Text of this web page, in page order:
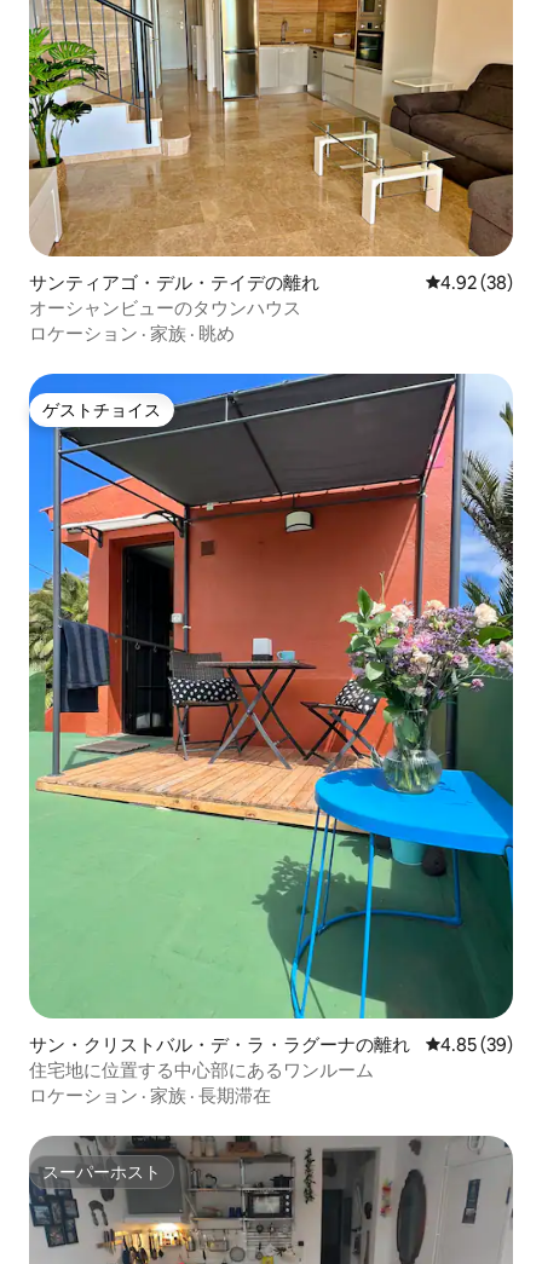
サンティアゴ・デル・テイデの離れ レビュー38
4.92 (38)
オーシャンビューのタウンハウス
ロケーション · 家族 · 眺め
ゲストチョイス
ゲストチョイス
サン・クリストバル・デ・ラ・ラグーナの離れ レビュー39
4.85 (39)
住宅地に位置する中心部にあるワンルーム
ロケーション · 家族 · 長期滞在
スーパーホスト
スーパーホスト